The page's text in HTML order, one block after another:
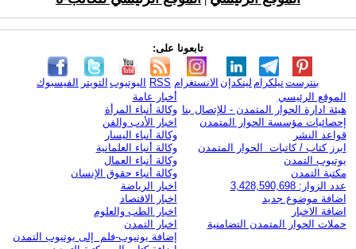
تابعونا على:
الفيسبوك التويتر اليوتيوب RSS الانستغرام لينكدإن تيلكرامبنترست
الموقع الرئيسي
هيئة ادارة الحوار المتمدن - للإتصال بنا
إحصائيات مؤسسة الحوار المتمدن
قواعد النشر
ابرز كتاب / كاتبات الحوار المتمدن
يوتيوب التمدن
مكتبة التمدن
عدد الزوار: 3,428,590,698
اضافة موضوع جديد
اضافة الاخبار
حملات الحوار المتمدن التضامنية
أخبار عامة
وكالة أنباء المرأة
اخبار الأدب والفن
وكالة أنباء اليسار
وكالة أنباء العلمانية
وكالة أنباء العمال
وكالة أنباء حقوق الإنسان
اخبار الرياضة
اخبار الاقتصاد
اخبار الطب والعلوم
اخبار التمدن
إضافة يوتيوب-فلم إلى يوتيوب التمدن